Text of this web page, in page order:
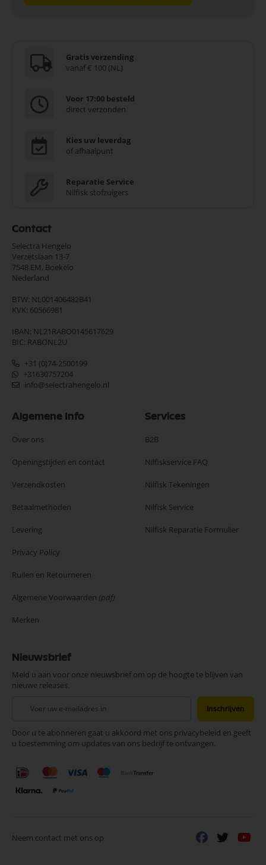
Gratis verzending
vanaf € 100 (NL)
Voor 17:00 besteld
direct verzonden
Kies uw leverdag
of afhaalpunt
Reparatie Service
Nilfisk stofzuigers
Contact
Selectra Hengelo
Verzetslaan 13-7
7548 EM, Boekelo
Nederland
BTW: NL001406482B41
KVK: 60566981
IBAN: NL21RABO0145617629
BIC: RABONL2U
+31 (0)74-2500199
+31630757204
info@selectrahengelo.nl
Algemene Info
Over ons
Openingstijden en contact
Verzendkosten
Betaalmethoden
Levering
Privacy Policy
Ruilen en Retourneren
Algemene Voorwaarden (pdf)
Merken
Services
B2B
Nilfiskservice FAQ
Nilfisk Tekeningen
Nilfisk Service
Nilfisk Reparatie Formulier
Nieuwsbrief
Meld u aan voor onze nieuwsbrief om op de hoogte te blijven van
nieuwe releases.
onze
nieuwsbrief
Inschrijven
Door u te abonneren gaat u akkoord met ons privacybeleid en geeft
u toestemming om updates van ons bedrijf te ontvangen.
Neem contact met ons op